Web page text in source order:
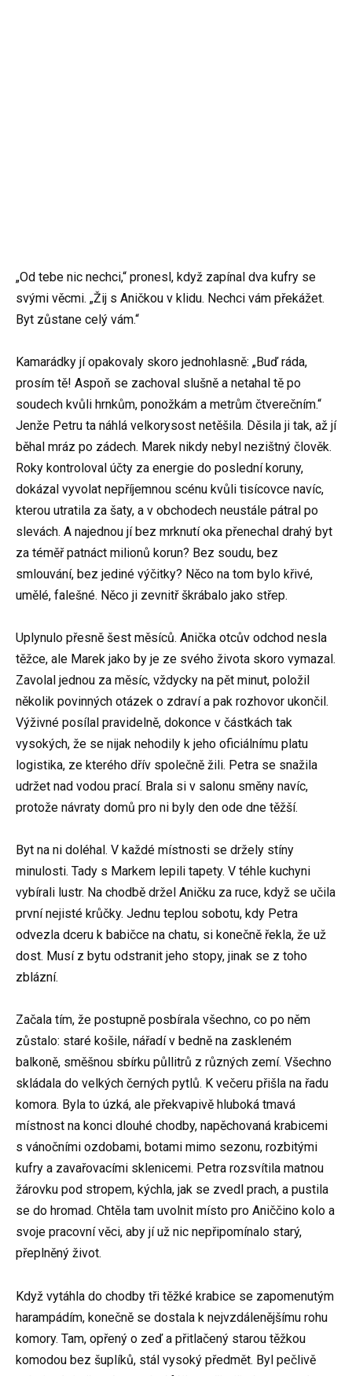
„Od tebe nic nechci,“ pronesl, když zapínal dva kufry se
svými věcmi. „Žij s Aničkou v klidu. Nechci vám překážet.
Byt zůstane celý vám.“
Kamarádky jí opakovaly skoro jednohlasně: „Buď ráda,
prosím tě! Aspoň se zachoval slušně a netahal tě po
soudech kvůli hrnkům, ponožkám a metrům čtverečním.“
Jenže Petru ta náhlá velkorysost netěšila. Děsila ji tak, až jí
běhal mráz po zádech. Marek nikdy nebyl nezištný člověk.
Roky kontroloval účty za energie do poslední koruny,
dokázal vyvolat nepříjemnou scénu kvůli tisícovce navíc,
kterou utratila za šaty, a v obchodech neustále pátral po
slevách. A najednou jí bez mrknutí oka přenechal drahý byt
za téměř patnáct milionů korun? Bez soudu, bez
smlouvání, bez jediné výčitky? Něco na tom bylo křivé,
umělé, falešné. Něco ji zevnitř škrábalo jako střep.
Uplynulo přesně šest měsíců. Anička otcův odchod nesla
těžce, ale Marek jako by je ze svého života skoro vymazal.
Zavolal jednou za měsíc, vždycky na pět minut, položil
několik povinných otázek o zdraví a pak rozhovor ukončil.
Výživné posílal pravidelně, dokonce v částkách tak
vysokých, že se nijak nehodily k jeho oficiálnímu platu
logistika, ze kterého dřív společně žili. Petra se snažila
udržet nad vodou prací. Brala si v salonu směny navíc,
protože návraty domů pro ni byly den ode dne těžší.
Byt na ni doléhal. V každé místnosti se držely stíny
minulosti. Tady s Markem lepili tapety. V téhle kuchyni
vybírali lustr. Na chodbě držel Aničku za ruce, když se učila
první nejisté krůčky. Jednu teplou sobotu, kdy Petra
odvezla dceru k babičce na chatu, si konečně řekla, že už
dost. Musí z bytu odstranit jeho stopy, jinak se z toho
zblázní.
Začala tím, že postupně posbírala všechno, co po něm
zůstalo: staré košile, nářadí v bedně na zaskleném
balkoně, směšnou sbírku půllitrů z různých zemí. Všechno
skládala do velkých černých pytlů. K večeru přišla na řadu
komora. Byla to úzká, ale překvapivě hluboká tmavá
místnost na konci dlouhé chodby, napěchovaná krabicemi
s vánočními ozdobami, botami mimo sezonu, rozbitými
kufry a zavařovacími sklenicemi. Petra rozsvítila matnou
žárovku pod stropem, kýchla, jak se zvedl prach, a pustila
se do hromad. Chtěla tam uvolnit místo pro Aniččino kolo a
svoje pracovní věci, aby jí už nic nepřipomínalo starý,
přeplněný život.
Když vytáhla do chodby tři těžké krabice se zapomenutým
harampádím, konečně se dostala k nejvzdálenějšímu rohu
komory. Tam, opřený o zeď a přitlačený starou těžkou
komodou bez šuplíků, stál vysoký předmět. Byl pečlivě